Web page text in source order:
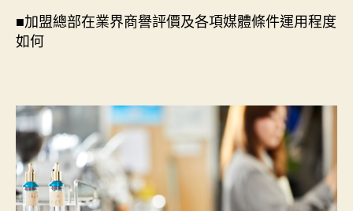
■加盟總部在業界商譽評價及各項媒體條件運用程度
如何